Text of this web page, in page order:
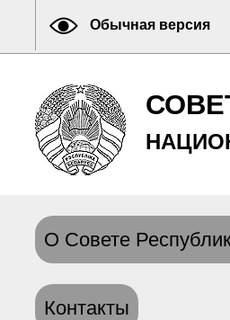
Обычная версия
О Совете
Контакты